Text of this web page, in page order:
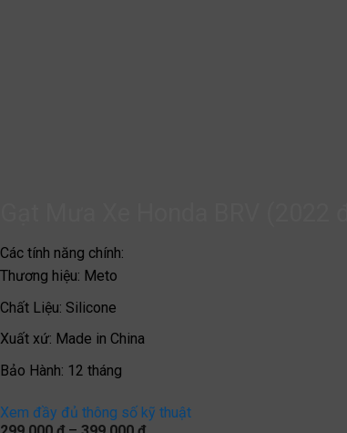
Các tính năng chính:
Thương hiệu: Meto
Chất Liệu: Silicone
Xuất xứ: Made in China
Bảo Hành: 12 tháng
Xem đầy đủ thông số kỹ thuật